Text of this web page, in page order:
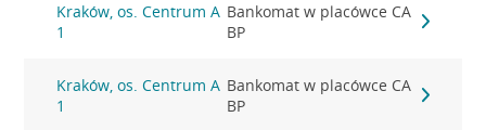
Kraków, os. Centrum A
1
Bankomat w placówce CA
BP
Kraków, os. Centrum A
1
Bankomat w placówce CA
BP